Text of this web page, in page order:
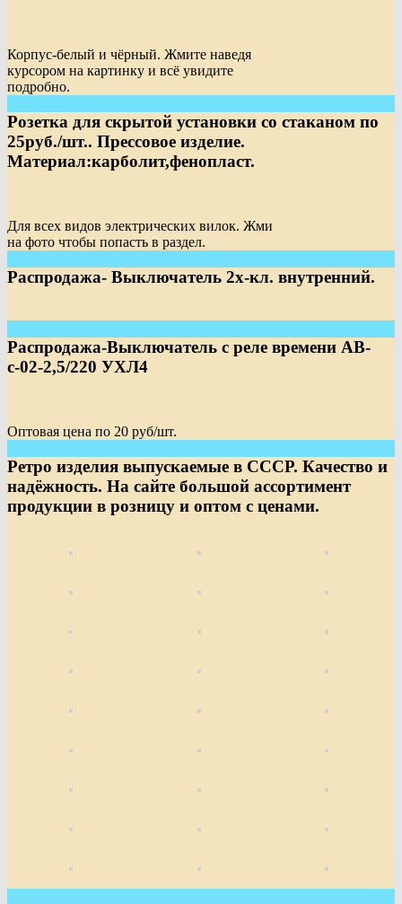
Корпус-белый и чёрный. Жмите наведя
курсором на картинку и всё увидите
подробно.
Розетка для скрытой установки со стаканом по
25руб./шт.. Прессовое изделие.
Материал:карболит,фенопласт.
Для всех видов электрических вилок. Жми
на фото чтобы попасть в раздел.
Распродажа- Выключатель 2х-кл. внутренний.
Распродажа-Выключатель с реле времени АВ-
с-02-2,5/220 УХЛ4
Оптовая цена по 20 руб/шт.
Ретро изделия выпускаемые в СССР. Качество и
надёжность. На сайте большой ассортимент
продукции в розницу и оптом с ценами.